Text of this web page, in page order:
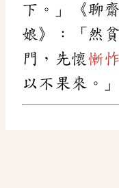
下。」《聊
娘》：「然
門，先懷 慚怍
以不果來。」